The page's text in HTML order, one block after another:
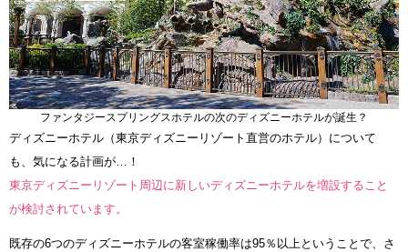
ファンタジースプリングスホテルの次のディズニーホテルが誕生？
ディズニーホテル（東京ディズニーリゾート直営のホテル）について
も、気になる計画が…！
東京ディズニーリゾート周辺に新しいディズニーホテルを増設すること
が検討されています。
既存の6つのディズニーホテルの客室稼働率は95％以上ということで、さ